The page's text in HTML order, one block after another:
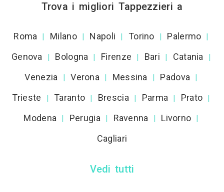
Trova i migliori Tappezzieri a
Roma | Milano | Napoli | Torino | Palermo |
Genova | Bologna | Firenze | Bari | Catania |
Venezia | Verona | Messina | Padova |
Trieste | Taranto | Brescia | Parma | Prato |
Modena | Perugia | Ravenna | Livorno |
Cagliari
Vedi tutti